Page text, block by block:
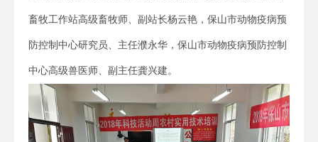
畜牧工作站高级畜牧师、副站长杨云艳，保山市动物疫病预
防控制中心研究员、主任濮永华，保山市动物疫病预防控制
中心高级兽医师、副主任龚兴建。